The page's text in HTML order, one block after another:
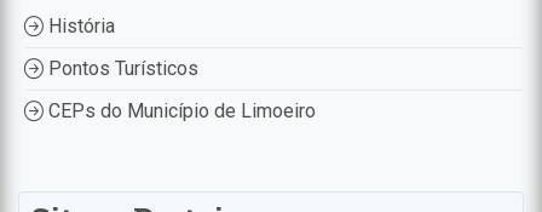
História
Pontos Turísticos
CEPs do Município de Limoeiro